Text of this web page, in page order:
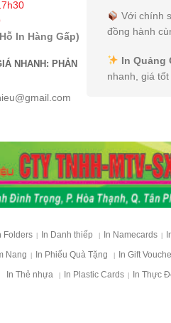
In Hàng Gấp)
NHANH: PHẢN
Với chính
đồng hành
In Quảng
nhanh, giá
Folders In Danh thiếp In Namecards
Nang In Phiếu Quà Tặng In Gift
In Thẻ nhựa In Plastic Cards In Thực